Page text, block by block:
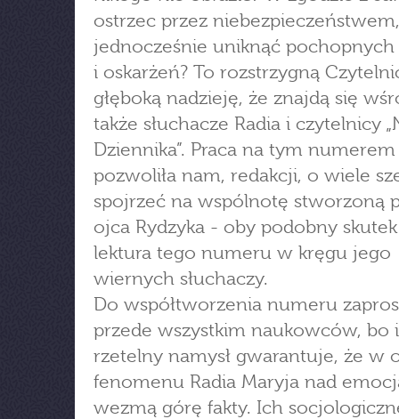
ostrzec przez
jednocześnie uniknąć
i oskarżeń? To rozstrzygną
głęboką nadzieję, że znajdą się
także słuchacze Radia i czytelnicy
Dziennika”. Praca na tym numerem
pozwoliła nam, redakcji, o wiele
spojrzeć na wspólnotę stworzoną
ojca Rydzyka - oby podobny skutek
lektura tego numeru w kręgu jego
wiernych słuchaczy.
Do współtworzenia numeru
przede wszystkim naukowców, bo
rzetelny namysł gwarantuje, że w
fenomenu Radia Maryja nad
wezmą górę fakty. Ich